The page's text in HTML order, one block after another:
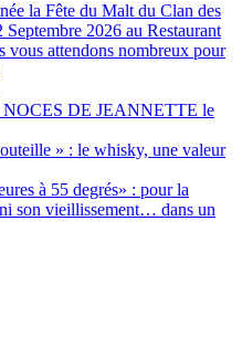
la Fête du Malt du Clan des
2026 au Restaurant
vous attendons nombreux pour
DE JEANNETTE le
» : le whisky, une valeur
à 55 degrés» : pour la
son vieillissement… dans un